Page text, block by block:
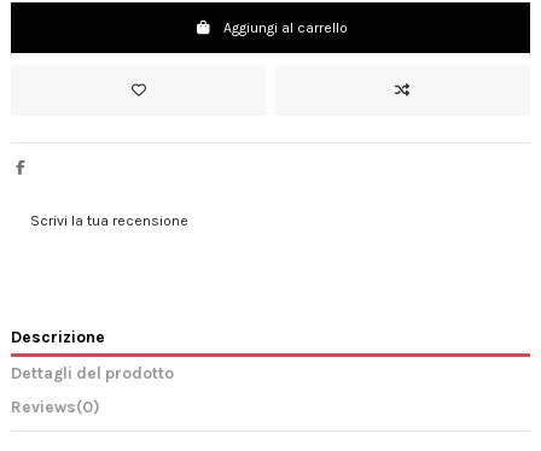
Aggiungi al carrello
Scrivi la tua recensione
Descrizione
Dettagli del prodotto
Reviews(0)